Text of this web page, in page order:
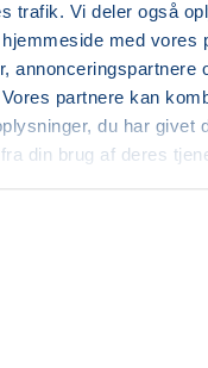
trafik. Vi deler også
med vores
annonceringspartnere
partnere kan
du har givet
din brug af deres